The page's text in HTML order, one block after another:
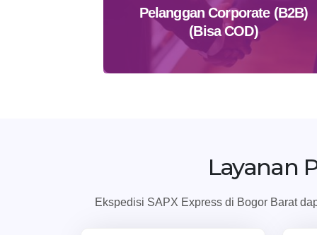
Pelanggan Corporate (B2B)
(Bisa COD)
Layanan
Ekspedisi SAPX Express di Bogor Barat